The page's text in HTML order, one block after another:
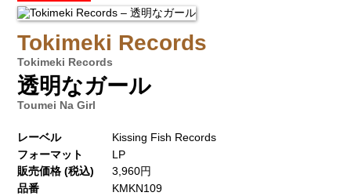
Tokimeki Records
Tokimeki Records
透明なガール
Toumei Na Girl
レーベル
Kissing Fish Records
フォーマット
LP
販売価格 (税込)
3,960円
品番
KMKN109